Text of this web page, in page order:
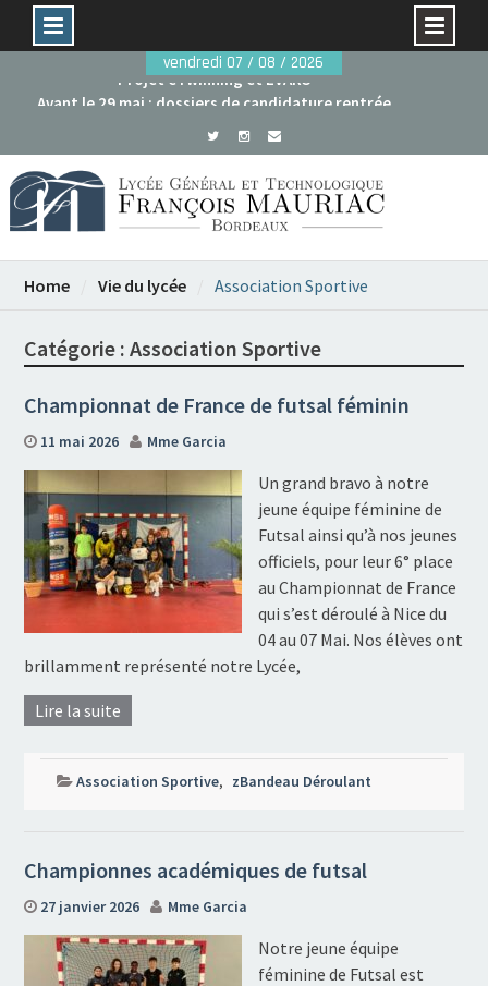
vendredi 07 / 08 / 2026
Avant le 29 mai : dossiers de candidature rentrée
Projet eTwinning et EVARS
Home Vie du lycée Association Sportive
Catégorie : Association Sportive
Championnat de France de futsal féminin
11 mai 2026 Mme Garcia
Un grand bravo à notre
jeune équipe féminine de
Futsal ainsi qu’à nos jeunes
officiels, pour leur 6° place
au Championnat de France
qui s’est déroulé à Nice du
04 au 07 Mai. Nos élèves ont
brillamment représenté notre Lycée,
Lire la suite
Association Sportive, zBandeau Déroulant
Championnes académiques de futsal
27 janvier 2026 Mme Garcia
Notre jeune équipe
féminine de Futsal est